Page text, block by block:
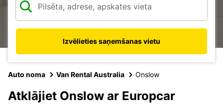
Izvēlieties saņemšanas vietu
Auto noma Van Rental Australia Onslow
Atklājiet Onslow ar Europcar